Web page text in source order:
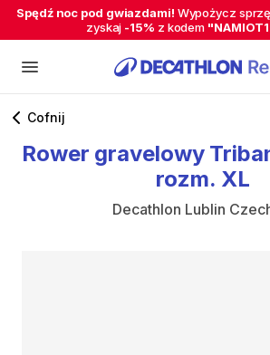
Spędź noc pod gwiazdami! Wypożycz
zyskaj -15% z kodem
Cofnij
Rower gravelowy
rozm. XL
Decathlon Lublin